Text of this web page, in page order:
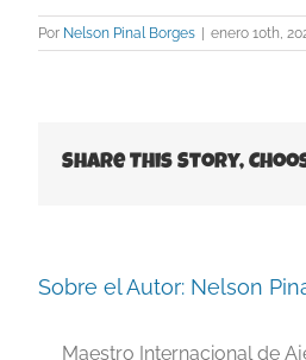
Por Nelson Pinal Borges | enero 10th,
Share This Story,
Sobre el Autor: Nelson
Maestro Internacional de